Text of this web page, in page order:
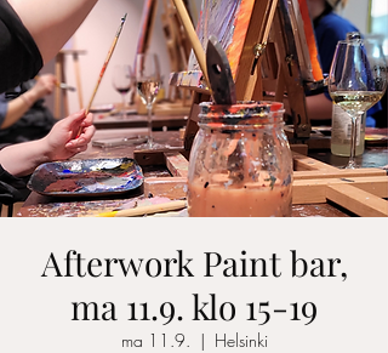
Afterwork Paint bar,
ma 11.9. klo 15-19
ma 11.9.
  |
Helsinki